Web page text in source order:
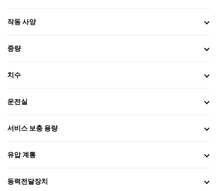
작동 사양
중량
치수
운전실
서비스 보충 용량
유압 계통
동력전달장치